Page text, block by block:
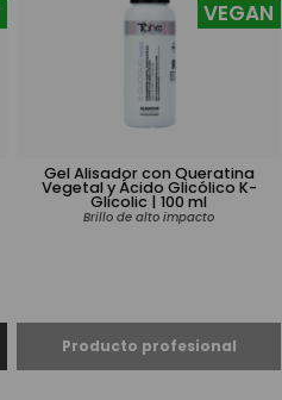
Gel Alisador con Queratina
Vegetal y Ácido Glicólico K-
Glicolic | 100 ml
Brillo de alto impacto
VEGAN